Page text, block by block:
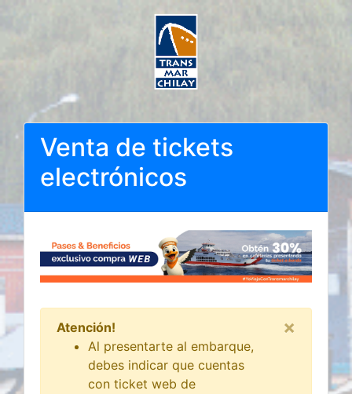
Venta de tickets
electrónicos
×
Atención!
Al presentarte al embarque,
debes indicar que cuentas
con ticket web de